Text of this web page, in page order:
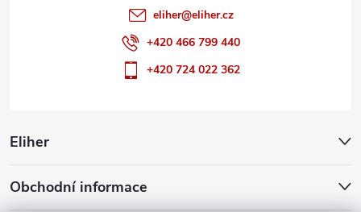
Eliher
Obchodní informace
eliher@eliher.cz
+420 466 799 440
+420 724 022 362